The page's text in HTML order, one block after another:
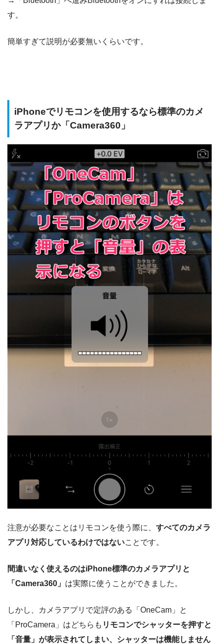
す。
簡単すぎて説明が必要無いくらいです。
iPhoneでリモコンを使用するなら標準のカメ
ラアプリか「Camera360」
注意が必要なことはリモコンを使う際に、 すべてのカメラ
アプリ対応しているわけではないことです。
間違いなく使えるのはiPhone標準のカメラアプリと
「Camera360」 は実際に使うことができました。
しかし、カメラアプリで定評のある「OneCam」と
「ProCamera」はどちらも リモコンでシャッターを押すと
「音量」が表示されてしまい、シャッターは機能しません